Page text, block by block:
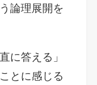
論理展開を
に答える」
とに感じる